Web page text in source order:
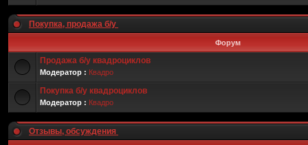
Покупка, продажа б/у
Форум
Продажа б/у квадроциклов
Модератор : Квадро
Покупка б/у квадроциклов
Модератор : Квадро
Отзывы, обсуждения